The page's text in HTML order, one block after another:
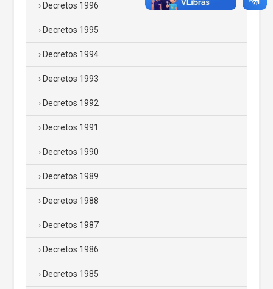
Decretos 1996
Decretos 1995
Decretos 1994
Decretos 1993
Decretos 1992
Decretos 1991
Decretos 1990
Decretos 1989
Decretos 1988
Decretos 1987
Decretos 1986
Decretos 1985